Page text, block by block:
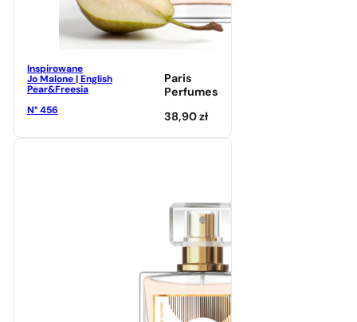
Inspirowane
Jo Malone | English
Pear&Freesia
N° 456
Paris
Perfumes
38,90zł